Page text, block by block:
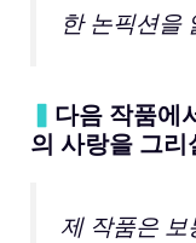
한 논픽션을
다음 작품에
의 사랑을 그리
제 작품은